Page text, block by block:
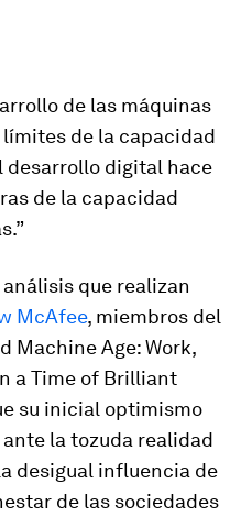
de las máquinas
de la capacidad
desarrollo digital hace
de la capacidad
que realizan
McAfee, miembros del
Machine Age: Work,
a Time of Brilliant
su inicial optimismo
la tozuda realidad
desigual influencia de
de las sociedades